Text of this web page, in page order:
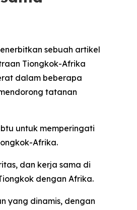
sebuah artikel
Tiongkok-Afrika
dalam beberapa
tatanan
untuk memperingati
Afrika.
dan kerja sama di
dengan Afrika.
yang dinamis, dengan